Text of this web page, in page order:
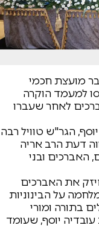
מועצת חכמי
למעמד הוקרה
לאחר שעברו
הגר"ש טוויל רבה
דעת הרב אריה
האברכים ובני
את האברכים
על הבינוניות
בתורה ומורי
יוסף, שעומד